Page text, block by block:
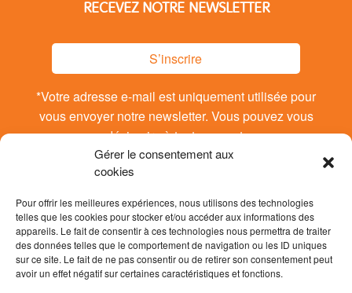
Gérer le consentement aux
cookies
Pour offrir les meilleures expériences, nous utilisons des technologies
telles que les cookies pour stocker et/ou accéder aux informations des
appareils. Le fait de consentir à ces technologies nous permettra de traiter
des données telles que le comportement de navigation ou les ID uniques
sur ce site. Le fait de ne pas consentir ou de retirer son consentement peut
avoir un effet négatif sur certaines caractéristiques et fonctions.
RECEVEZ NOTRE NEWSLETTER
S’inscrire
*Votre adresse e-mail est uniquement utilisée pour
vous envoyer notre newsletter. Vous pouvez vous
désinsrire à tout moment.